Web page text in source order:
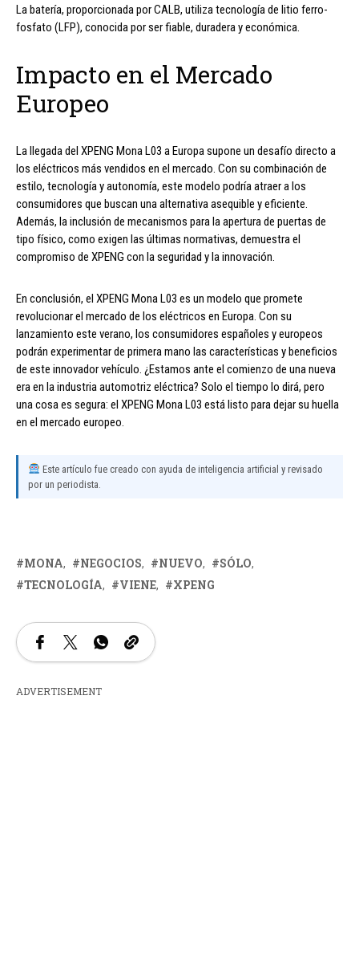
La batería, proporcionada por CALB, utiliza tecnología de litio ferro-
fosfato (LFP), conocida por ser fiable, duradera y económica.
Impacto en el Mercado
Europeo
La llegada del XPENG Mona L03 a Europa supone un desafío directo a
los eléctricos más vendidos en el mercado. Con su combinación de
estilo, tecnología y autonomía, este modelo podría atraer a los
consumidores que buscan una alternativa asequible y eficiente.
Además, la inclusión de mecanismos para la apertura de puertas de
tipo físico, como exigen las últimas normativas, demuestra el
compromiso de XPENG con la seguridad y la innovación.
En conclusión, el XPENG Mona L03 es un modelo que promete
revolucionar el mercado de los eléctricos en Europa. Con su
lanzamiento este verano, los consumidores españoles y europeos
podrán experimentar de primera mano las características y beneficios
de este innovador vehículo. ¿Estamos ante el comienzo de una nueva
era en la industria automotriz eléctrica? Solo el tiempo lo dirá, pero
una cosa es segura: el XPENG Mona L03 está listo para dejar su huella
en el mercado europeo.
Este artículo fue creado con ayuda de inteligencia artificial y revisado
por un periodista.
MONA NEGOCIOS NUEVO
SÓLO
TECNOLOGÍA
VIENE XPENG
ADVERTISEMENT